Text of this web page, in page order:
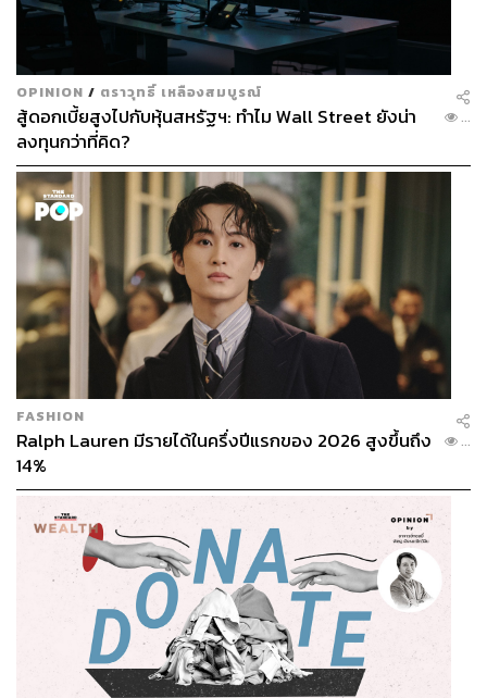
OPINION / ตราวุทธิ์ เหลืองสมบูรณ์
สู้ดอกเบี้ยสูงไปกับหุ้นสหรัฐฯ: ทำไม Wall Street ยังน่า
ลงทุนกว่าที่คิด?
...
FASHION
Ralph Lauren มีรายได้ในครึ่งปีแรกของ 2026 สูงขึ้นถึง
14%
...